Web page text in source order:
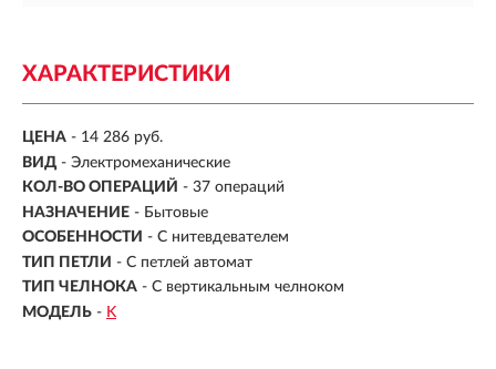
ХАРАКТЕРИСТИКИ
ЦЕНА - 14 286 руб.
ВИД - Электромеханические
КОЛ-ВО ОПЕРАЦИЙ - 37 операций
НАЗНАЧЕНИЕ - Бытовые
ОСОБЕННОСТИ - С нитевдевателем
ТИП ПЕТЛИ - С петлей автомат
ТИП ЧЕЛНОКА - С вертикальным челноком
МОДЕЛЬ - K